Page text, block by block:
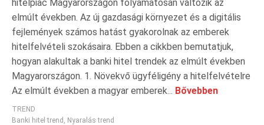
hitelpiac Magyarországon folyamatosan változik az
elmúlt években. Az új gazdasági környezet és a digitális
fejlemények számos hatást gyakorolnak az emberek
hitelfelvételi szokásaira. Ebben a cikkben bemutatjuk,
hogyan alakultak a banki hitel trendek az elmúlt években
Magyarországon. 1. Növekvő ügyféligény a hitelfelvételre
Az elmúlt években a magyar emberek... Bővebben
TREND
Banki hitel trend , Nyaralás trend